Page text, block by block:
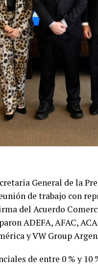
General de la
de trabajo con
del Acuerdo
ADEFA, AFAC,
y VW Group
de entre 0 % y